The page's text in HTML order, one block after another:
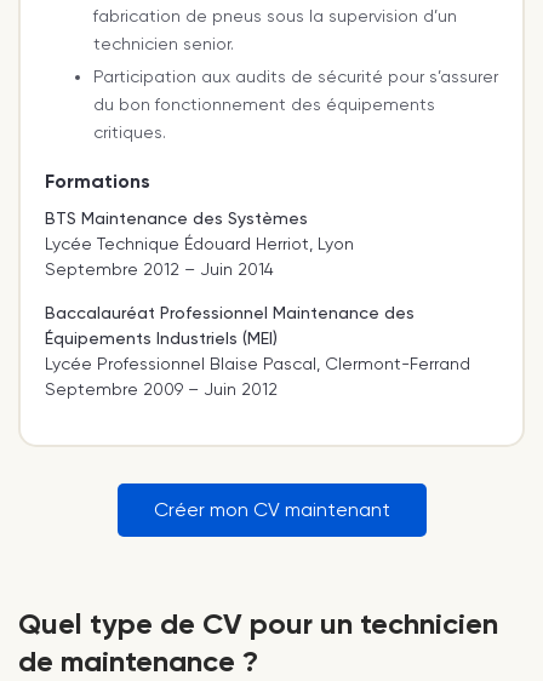
fabrication de pneus sous la supervision d’un
technicien senior.
Participation aux audits de sécurité pour s’assurer
du bon fonctionnement des équipements
critiques.
Formations
BTS Maintenance des Systèmes
Lycée Technique Édouard Herriot, Lyon
Septembre 2012 – Juin 2014
Baccalauréat Professionnel Maintenance des
Équipements Industriels (MEI)
Lycée Professionnel Blaise Pascal, Clermont-Ferrand
Septembre 2009 – Juin 2012
Créer mon CV maintenant
Quel type de CV pour un technicien
de maintenance ?